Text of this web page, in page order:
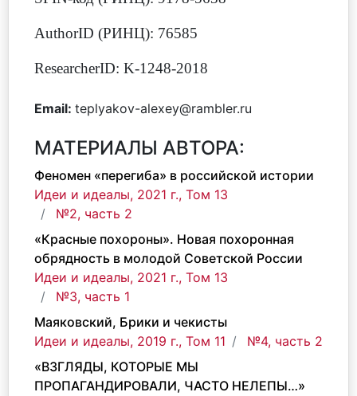
AuthorID (РИНЦ): 76585
ResearcherID: K-1248-2018
Email: teplyakov-alexey@rambler.ru
МАТЕРИАЛЫ АВТОРА:
Феномен «перегиба» в российской истории
Идеи и идеалы, 2021 г., Том 13
№2, часть 2
«Красные похороны». Новая похоронная
обрядность в молодой Советской России
Идеи и идеалы, 2021 г., Том 13
№3, часть 1
Маяковский, Брики и чекисты
Идеи и идеалы, 2019 г., Том 11
№4, часть 2
«ВЗГЛЯДЫ, КОТОРЫЕ МЫ
ПРОПАГАНДИРОВАЛИ, ЧАСТО НЕЛЕПЫ…»